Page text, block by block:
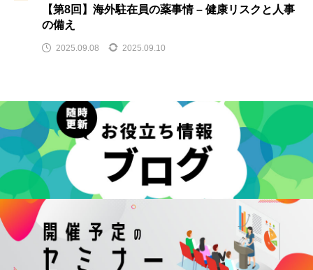
【第8回】海外駐在員の薬事情 – 健康リスクと人事
の備え
2025.09.08 2025.09.10